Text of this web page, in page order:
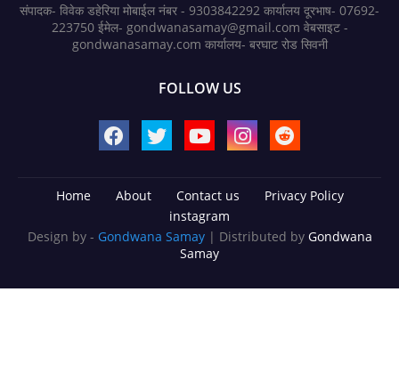
संपादक- विवेक डहेरिया मोबाईल नंबर - 9303842292 कार्यालय दूरभाष- 07692-
223750 ईमेल- gondwanasamay@gmail.com वेबसाइट -
gondwanasamay.com कार्यालय- बरघाट रोड सिवनी
FOLLOW US
Home About Contact us
Privacy Policy
instagram
Design by - Gondwana Samay | Distributed by Gondwana
Samay